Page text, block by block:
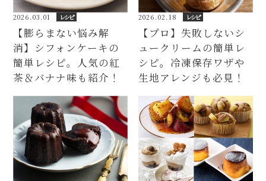
2026.03.01 レシピ
【膨らまない悩み解
消】シフォンケーキの
簡単レシピ。人気の紅
茶＆バナナ味も紹介！
2026.02.18 レシピ
【プロ】失敗しないシ
ュークリームの簡単レ
シピ。冷凍保存ワザや
生地アレンジも必見！